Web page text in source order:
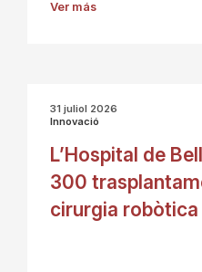
Ver más
31 juliol 2026
Innovació
L’Hospital de
300
cirurgia robòtica